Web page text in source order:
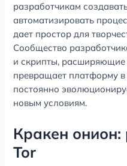
разработчикам
автоматизировать
дает простор для
Сообщество
и скрипты,
превращает платформу
постоянно
новым условиям.
Кракен онион:
Tor